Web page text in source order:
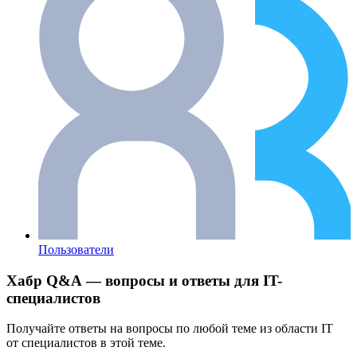
Пользователи
Хабр Q&A — вопросы и ответы для IT-
специалистов
Получайте ответы на вопросы по любой теме из области IT
от специалистов в этой теме.